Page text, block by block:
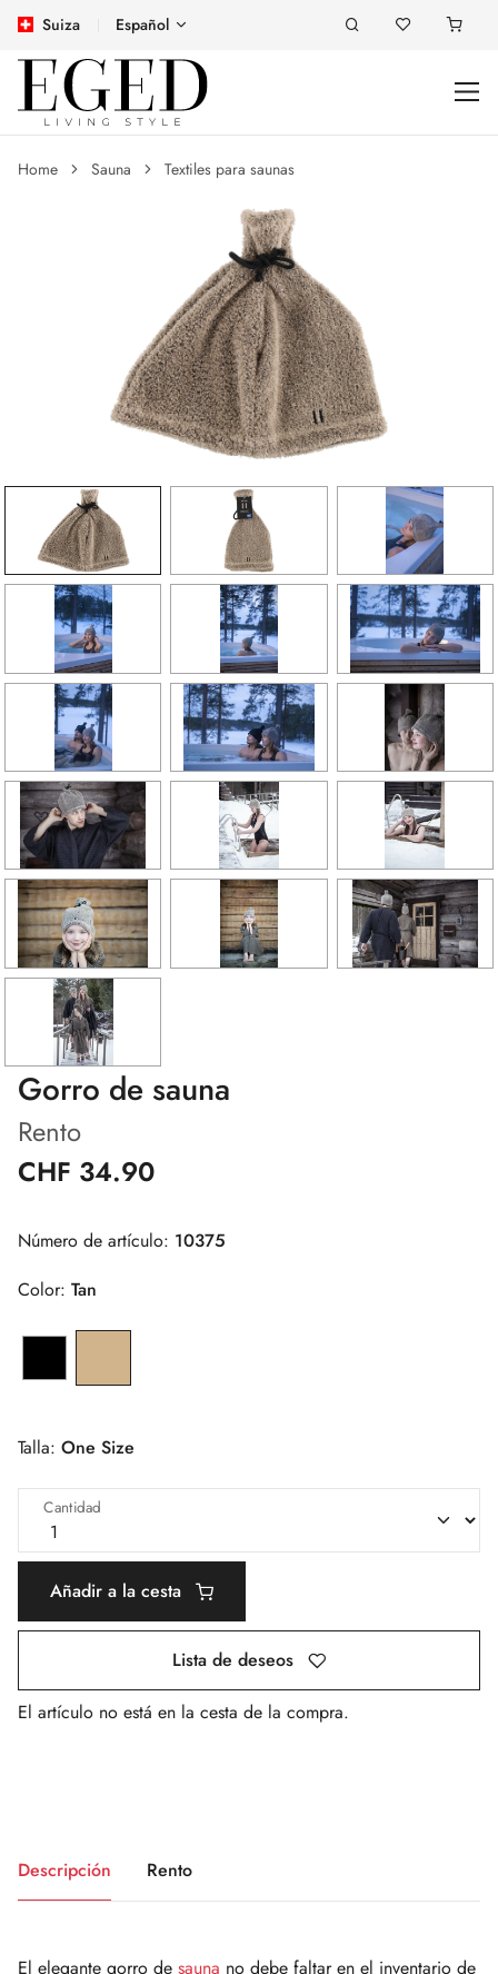
Suiza Español
Home Sauna Textiles para saunas
Gorro de sauna
Rento
CHF 34.90
Número de artículo: 10375
Color: Tan
Talla: One Size
Cantidad
Añadir a la cesta
Lista de deseos
El artículo no está en la cesta de la compra.
Descripción Rento
El elegante gorro de sauna no debe faltar en el inventario de